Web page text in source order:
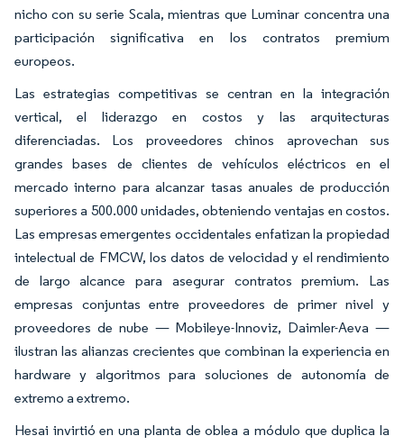
nicho con su serie Scala, mientras que Luminar concentra una
participación significativa en los contratos premium
europeos.
Las estrategias competitivas se centran en la integración
vertical, el liderazgo en costos y las arquitecturas
diferenciadas. Los proveedores chinos aprovechan sus
grandes bases de clientes de vehículos eléctricos en el
mercado interno para alcanzar tasas anuales de producción
superiores a 500.000 unidades, obteniendo ventajas en costos.
Las empresas emergentes occidentales enfatizan la propiedad
intelectual de FMCW, los datos de velocidad y el rendimiento
de largo alcance para asegurar contratos premium. Las
empresas conjuntas entre proveedores de primer nivel y
proveedores de nube — Mobileye-Innoviz, Daimler-Aeva —
ilustran las alianzas crecientes que combinan la experiencia en
hardware y algoritmos para soluciones de autonomía de
extremo a extremo.
Hesai invirtió en una planta de oblea a módulo que duplica la